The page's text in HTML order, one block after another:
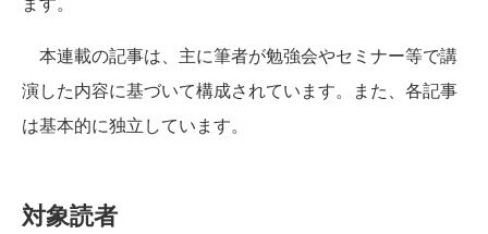
本連載の記事は、主に筆者が勉強会やセミナー等で講
演した内容に基づいて構成されています。また、各記事
は基本的に独立しています。
対象読者